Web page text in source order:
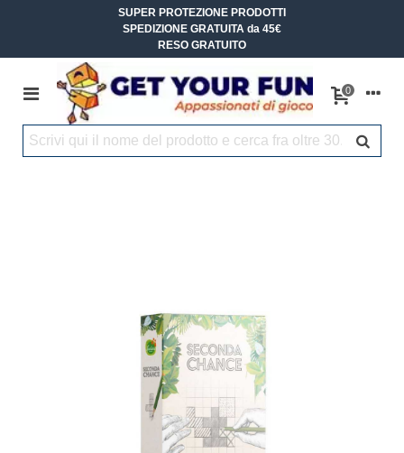
SUPER PROTEZIONE PRODOTTI
SPEDIZIONE GRATUITA da 45€
RESO GRATUITO
0